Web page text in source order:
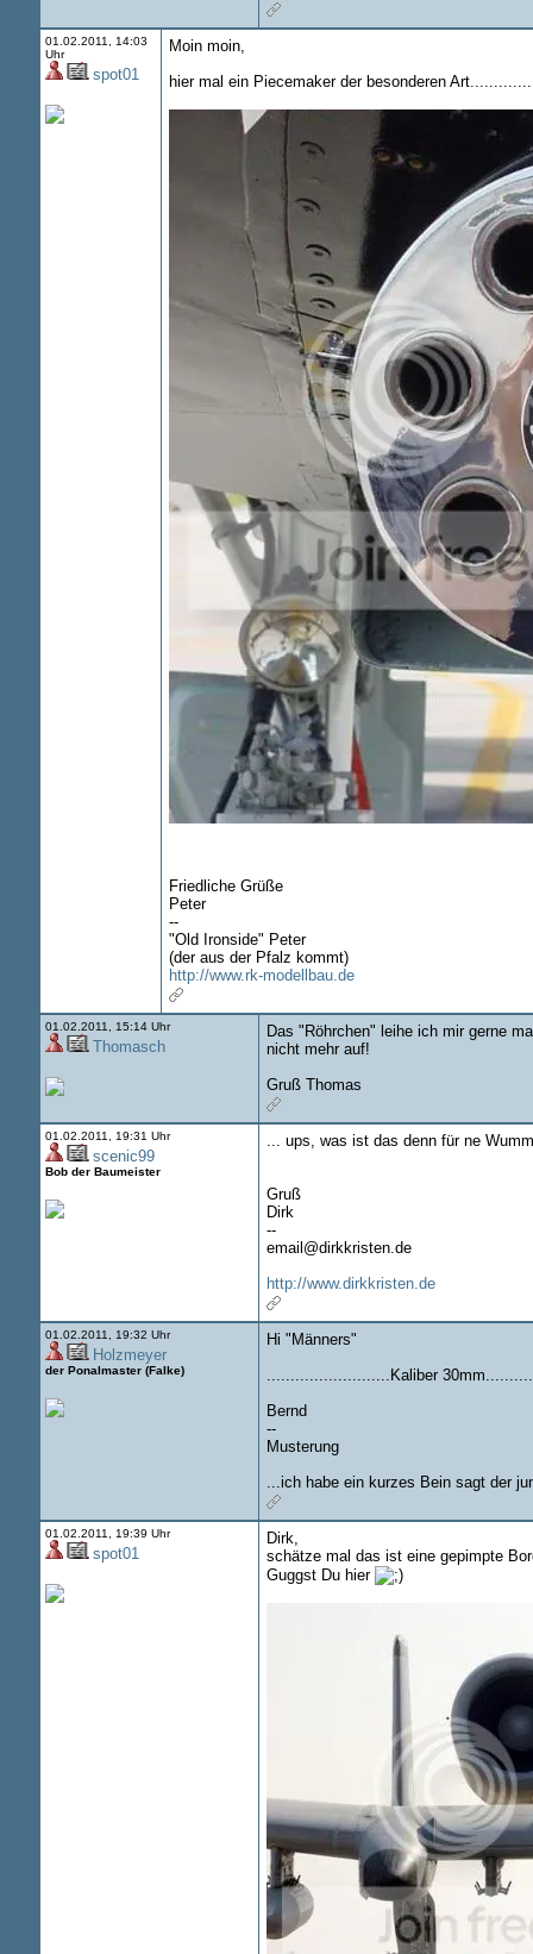
01.02.2011, 14:03
Uhr
spot01
Moin moin,
hier mal ein Piecemaker der besonderen
Friedliche Grüße
Peter
--
"Old Ironside" Peter
(der aus der Pfalz kommt)
http://www.rk-modellbau.de
01.02.2011, 15:14 Uhr
Thomasch
Das "Röhrchen" leihe ich mir gerne
nicht mehr auf!
Gruß Thomas
01.02.2011, 19:31 Uhr
scenic99
Bob der Baumeister
... ups, was ist das denn für ne
Gruß
Dirk
--
email@dirkkristen.de
http://www.dirkkristen.de
01.02.2011, 19:32 Uhr
Holzmeyer
der Ponalmaster (Falke)
Hi "Männers"
..........................Kaliber
Bernd
--
Musterung
...ich habe ein kurzes Bein sagt der
01.02.2011, 19:39 Uhr
spot01
Dirk,
schätze mal das ist eine gepimpte
Guggst Du hier